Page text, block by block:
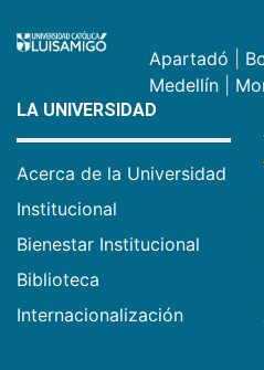
Apartadó
Medellín
LA UNIVERSIDAD
Acerca de la Universidad
Institucional
Bienestar Institucional
Biblioteca
Internacionalización